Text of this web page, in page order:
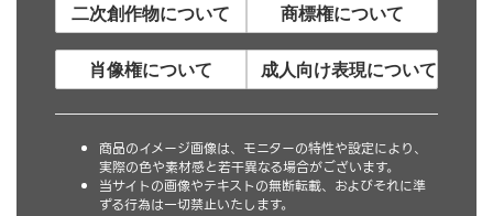
二次創作物について 商標権について
肖像権について 成人向け表現について
商品のイメージ画像は、モニターの特性や設定により、
実際の色や素材感と若干異なる場合がございます。
当サイトの画像やテキストの無断転載、およびそれに準
ずる行為は一切禁止いたします。